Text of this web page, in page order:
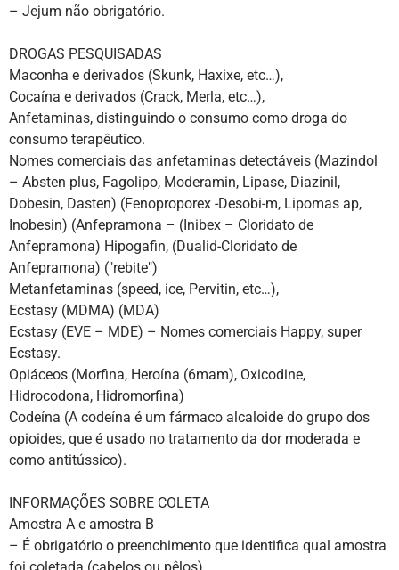
– Jejum não obrigatório.
DROGAS PESQUISADAS
Maconha e derivados (Skunk, Haxixe, etc…),
Cocaína e derivados (Crack, Merla, etc…),
Anfetaminas, distinguindo o consumo como droga do
consumo terapêutico.
Nomes comerciais das anfetaminas detectáveis (Mazindol
– Absten plus, Fagolipo, Moderamin, Lipase, Diazinil,
Dobesin, Dasten) (Fenoproporex -Desobi-m, Lipomas ap,
Inobesin) (Anfepramona – (Inibex – Cloridato de
Anfepramona) Hipogafin, (Dualid-Cloridato de
Anfepramona) ("rebite")
Metanfetaminas (speed, ice, Pervitin, etc…),
Ecstasy (MDMA) (MDA)
Ecstasy (EVE – MDE) – Nomes comerciais Happy, super
Ecstasy.
Opiáceos (Morfina, Heroína (6mam), Oxicodine,
Hidrocodona, Hidromorfina)
Codeína (A codeína é um fármaco alcaloide do grupo dos
opioides, que é usado no tratamento da dor moderada e
como antitússico).
INFORMAÇÕES SOBRE COLETA
Amostra A e amostra B
– É obrigatório o preenchimento que identifica qual amostra